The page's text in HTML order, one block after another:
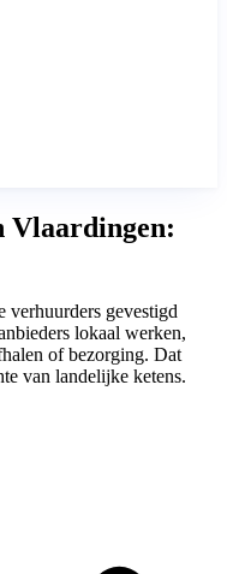
Vlaardingen:
verhuurders gevestigd
lokaal werken,
of bezorging. Dat
van landelijke ketens.